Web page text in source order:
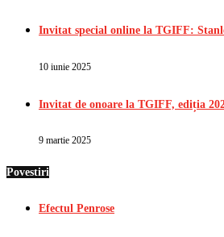
Invitat special online la TGIFF:
10 iunie 2025
Invitat de onoare la TGIFF, ediția
9 martie 2025
Povestiri
Efectul Penrose